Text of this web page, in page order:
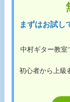
まずはお試し
中村ギター教室
初心者から上級